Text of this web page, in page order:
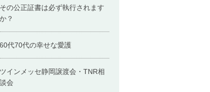
その公正証書は必ず執行されます
か？
60代70代の幸せな愛護
ツインメッセ静岡譲渡会・TNR相
談会